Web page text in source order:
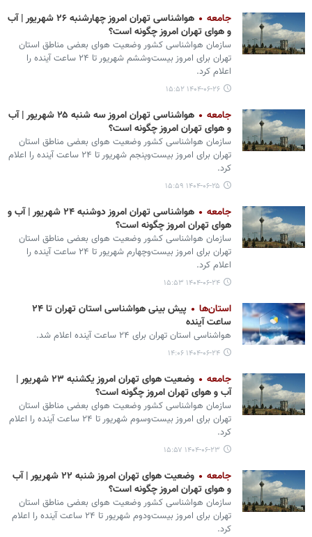
جامعه
هواشناسی تهران امروز چهارشنبه ۲۶ شهریور | آب
و هوای تهران امروز چگونه است؟
سازمان هواشناسی کشور وضعیت هوای بعضی مناطق استان
تهران برای امروز بیست‌وششم شهریور تا ۲۴ ساعت آینده را
اعلام کرد.
۱۴۰۴-۰۶-۲۶ ۱۵:۵۲
جامعه
هواشناسی تهران امروز سه شنبه ۲۵ شهریور | آب
و هوای تهران امروز چگونه است؟
سازمان هواشناسی کشور وضعیت هوای بعضی مناطق استان
تهران برای امروز بیست‌وپنجم شهریور تا ۲۴ ساعت آینده را اعلام
کرد.
۱۴۰۴-۰۶-۲۵ ۱۵:۵۹
جامعه
هواشناسی تهران امروز دوشنبه ۲۴ شهریور | آب و
هوای تهران امروز چگونه است؟
سازمان هواشناسی کشور وضعیت هوای بعضی مناطق استان
تهران برای امروز بیست‌وچهارم شهریور تا ۲۴ ساعت آینده را
اعلام کرد.
۱۴۰۴-۰۶-۲۴ ۱۵:۵۳
استان‌ها
پیش‌ بینی هواشناسی استان تهران تا ۲۴
ساعت آینده
هواشناسی استان تهران برای ۲۴ ساعت آینده اعلام شد.
۱۴۰۴-۰۶-۲۴ ۱۴:۰۶
جامعه
وضعیت هوای تهران امروز یکشنبه ۲۳ شهریور |
آب و هوای تهران امروز چگونه است؟
سازمان هواشناسی کشور وضعیت هوای بعضی مناطق استان
تهران برای امروز بیست‌وسوم شهریور تا ۲۴ ساعت آینده را اعلام
کرد.
۱۴۰۴-۰۶-۲۳ ۱۵:۵۷
جامعه
وضعیت هوای تهران امروز شنبه ۲۲ شهریور | آب
و هوای تهران امروز چگونه است؟
سازمان هواشناسی کشور وضعیت هوای بعضی مناطق استان
تهران برای امروز بیست‌ودوم شهریور تا ۲۴ ساعت آینده را اعلام
کرد.